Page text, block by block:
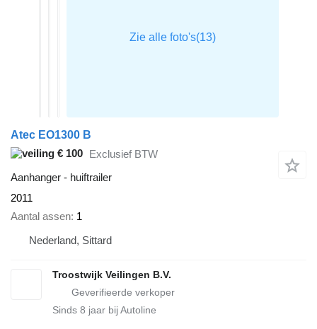
Atec EO1300 B
€ 100 Exclusief BTW
Aanhanger - huiftrailer
2011
Aantal assen 1
Nederland, Sittard
Troostwijk Veilingen B.V.
Sinds 8 jaar bij Autoline